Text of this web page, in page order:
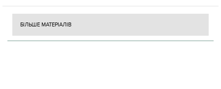
БІЛЬШЕ МАТЕРІАЛІВ